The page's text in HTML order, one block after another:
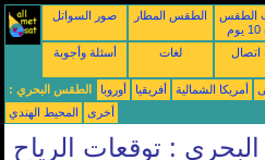
صور السواتل الطقس المطار
الطقس
أسئلة وأجوبة لغات اتصال
الطقس البحري : أوروبا أفريقيا أمريكا الشمالية
المحيط الهندي
أخرى
: توقعات الرياح